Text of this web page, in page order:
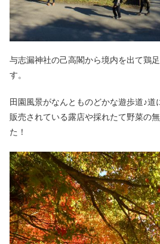
与志漏神社の己高閣から境内を出て鶏
す。
田園風景がなんとものどかな遊歩道♪道
販売されている露店や採れたて野菜の
た！